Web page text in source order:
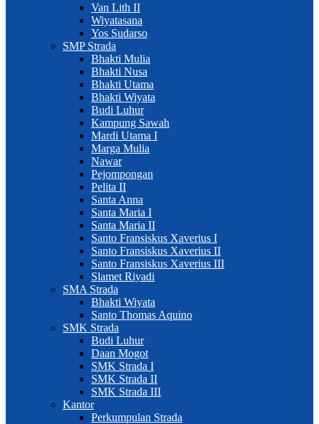
Van Lith II
Wiyatasana
Yos Sudarso
SMP Strada
Bhakti Mulia
Bhakti Nusa
Bhakti Utama
Bhakti Wiyata
Budi Luhur
Kampung Sawah
Mardi Utama I
Marga Mulia
Nawar
Pejompongan
Pelita II
Santa Anna
Santa Maria I
Santa Maria II
Santo Fransiskus Xaverius I
Santo Fransiskus Xaverius II
Santo Fransiskus Xaverius III
Slamet Riyadi
SMA Strada
Bhakti Wiyata
Santo Thomas Aquino
SMK Strada
Budi Luhur
Daan Mogot
SMK Strada I
SMK Strada II
SMK Strada III
Kantor
Perkumpulan Strada